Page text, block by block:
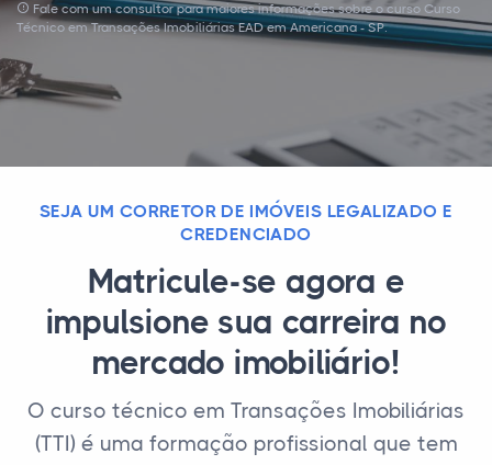
Fale com um consultor para maiores informações sobre o curso Curso
Técnico em Transações Imobiliárias EAD em Americana - SP.
SEJA UM CORRETOR DE IMÓVEIS LEGALIZADO E
CREDENCIADO
Matricule-se agora e
impulsione sua carreira no
mercado imobiliário!
O curso técnico em Transações Imobiliárias
(TTI) é uma formação profissional que tem